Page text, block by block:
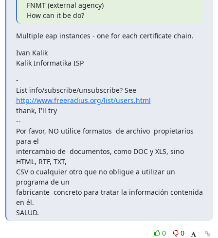
FNMT (external agency)
How can it be do?
Multiple eap instances - one for each certificate chain.
Ivan Kalik
Kalik Informatika ISP
-
List info/subscribe/unsubscribe? See
http://www.freeradius.org/list/users.html
thank, I'll try
--
Por favor, NO utilice formatos  de archivo  propietarios
para el
intercambio de  documentos, como DOC y XLS, sino
HTML, RTF, TXT,
CSV o cualquier otro que no obligue a utilizar un
programa de un
fabricante  concreto para tratar la información contenida
en él.
SALUD.
0 0